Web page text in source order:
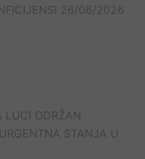
26/06/2026
LUCI ODRŽAN
STANJA U